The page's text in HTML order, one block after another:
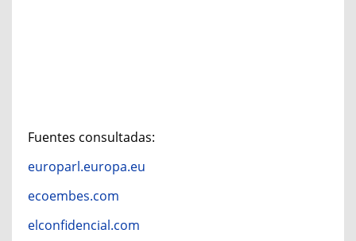
Fuentes consultadas:
europarl.europa.eu
ecoembes.com
elconfidencial.com